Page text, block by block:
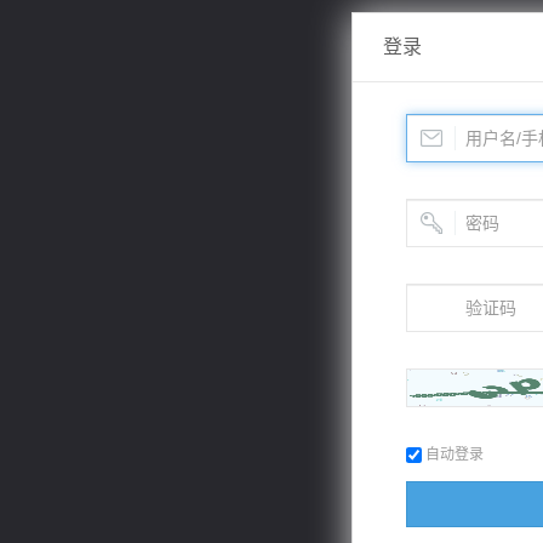
登录
自动登录